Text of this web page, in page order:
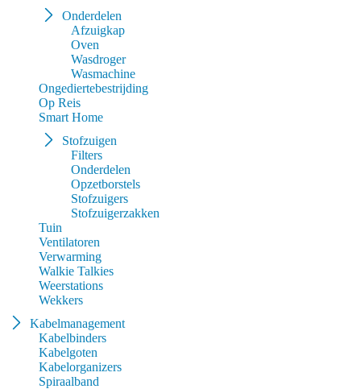
Onderdelen
Afzuigkap
Oven
Wasdroger
Wasmachine
Ongediertebestrijding
Op Reis
Smart Home
Stofzuigen
Filters
Onderdelen
Opzetborstels
Stofzuigers
Stofzuigerzakken
Tuin
Ventilatoren
Verwarming
Walkie Talkies
Weerstations
Wekkers
Kabelmanagement
Kabelbinders
Kabelgoten
Kabelorganizers
Spiraalband